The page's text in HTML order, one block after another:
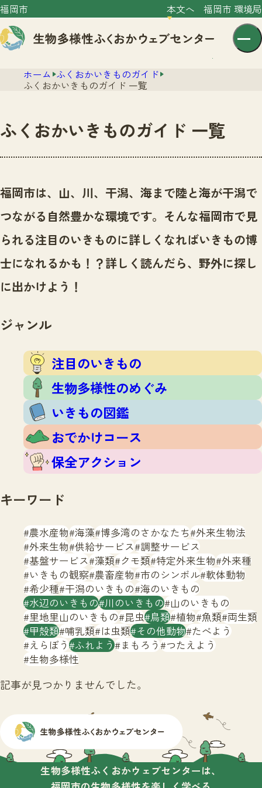
福岡市 本文へ 福岡市 環境局
センター紹介
センター紹介TOP
サイトポリシー
プライバシーポリシー
ニュースTOP
市の取組み
いきものガイド
いきものガイドTOP
注目のいきもの
生物多様性のめぐみ
保全アクション
イベント
いきもの調査隊
調査レポート
調査結果
ふくおかいきものマップ
マッチング
マッチングTOP
掲載申し込みフォーム
お問合せ
サイトマップ
ホーム ふくおかいきものガイド
ふくおかいきものガイド 一覧
ふくおかいきものガイド 一覧
福岡市は、山、川、干潟、海まで陸と海が干潟で
つながる自然豊かな環境です。 そんな福岡市で見
られる注目のいきものに詳しくなればいきもの博
士になれるかも！？詳しく読んだら、野外に探し
に出かけよう！
ジャンル
注目のいきもの
生物多様性のめぐみ
いきもの図鑑
おでかけコース
保全アクション
キーワード
農水産物 海藻 博多湾のさかなたち 外来生物法
外来生物 供給サービス 調整サービス
基盤サービス 藻類 クモ類 特定外来生物 外来種
いきもの観察 農畜産物 市のシンボル 軟体動物
希少種 干潟のいきもの 海のいきもの
水辺のいきもの 川のいきもの 山のいきもの
里地里山のいきもの 昆虫 鳥類 植物 魚類 両生類
甲殻類 哺乳類 は虫類 その他動物 たべよう
えらぼう ふれよう まもろう つたえよう
生物多様性
記事が見つかりませんでした。
生物多様性ふくおかウェブセンターは、